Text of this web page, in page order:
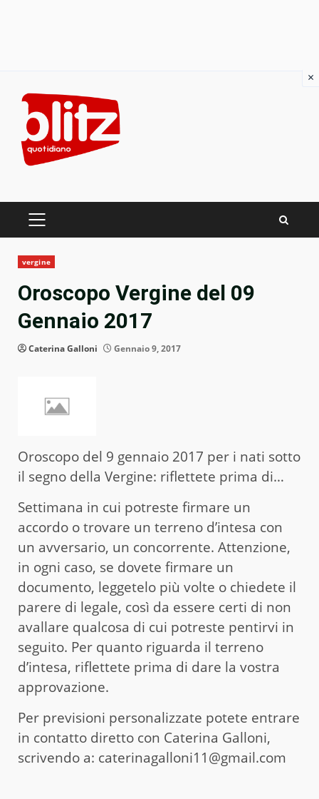
content
PRIMARY
vergine
Oroscopo Vergine del 09
Gennaio 2017
Caterina Galloni Gennaio 9, 2017
Oroscopo del 9 gennaio 2017 per i nati sotto
il segno della Vergine: riflettete prima di…
Settimana in cui potreste firmare un
accordo o trovare un terreno d’intesa con
un avversario, un concorrente. Attenzione,
in ogni caso, se dovete firmare un
documento, leggetelo più volte o chiedete il
parere di legale, così da essere certi di non
avallare qualcosa di cui potreste pentirvi in
seguito. Per quanto riguarda il terreno
d’intesa, riflettete prima di dare la vostra
approvazione.
Per previsioni personalizzate potete entrare
in contatto diretto con Caterina Galloni,
scrivendo a: caterinagalloni11@gmail.com
×